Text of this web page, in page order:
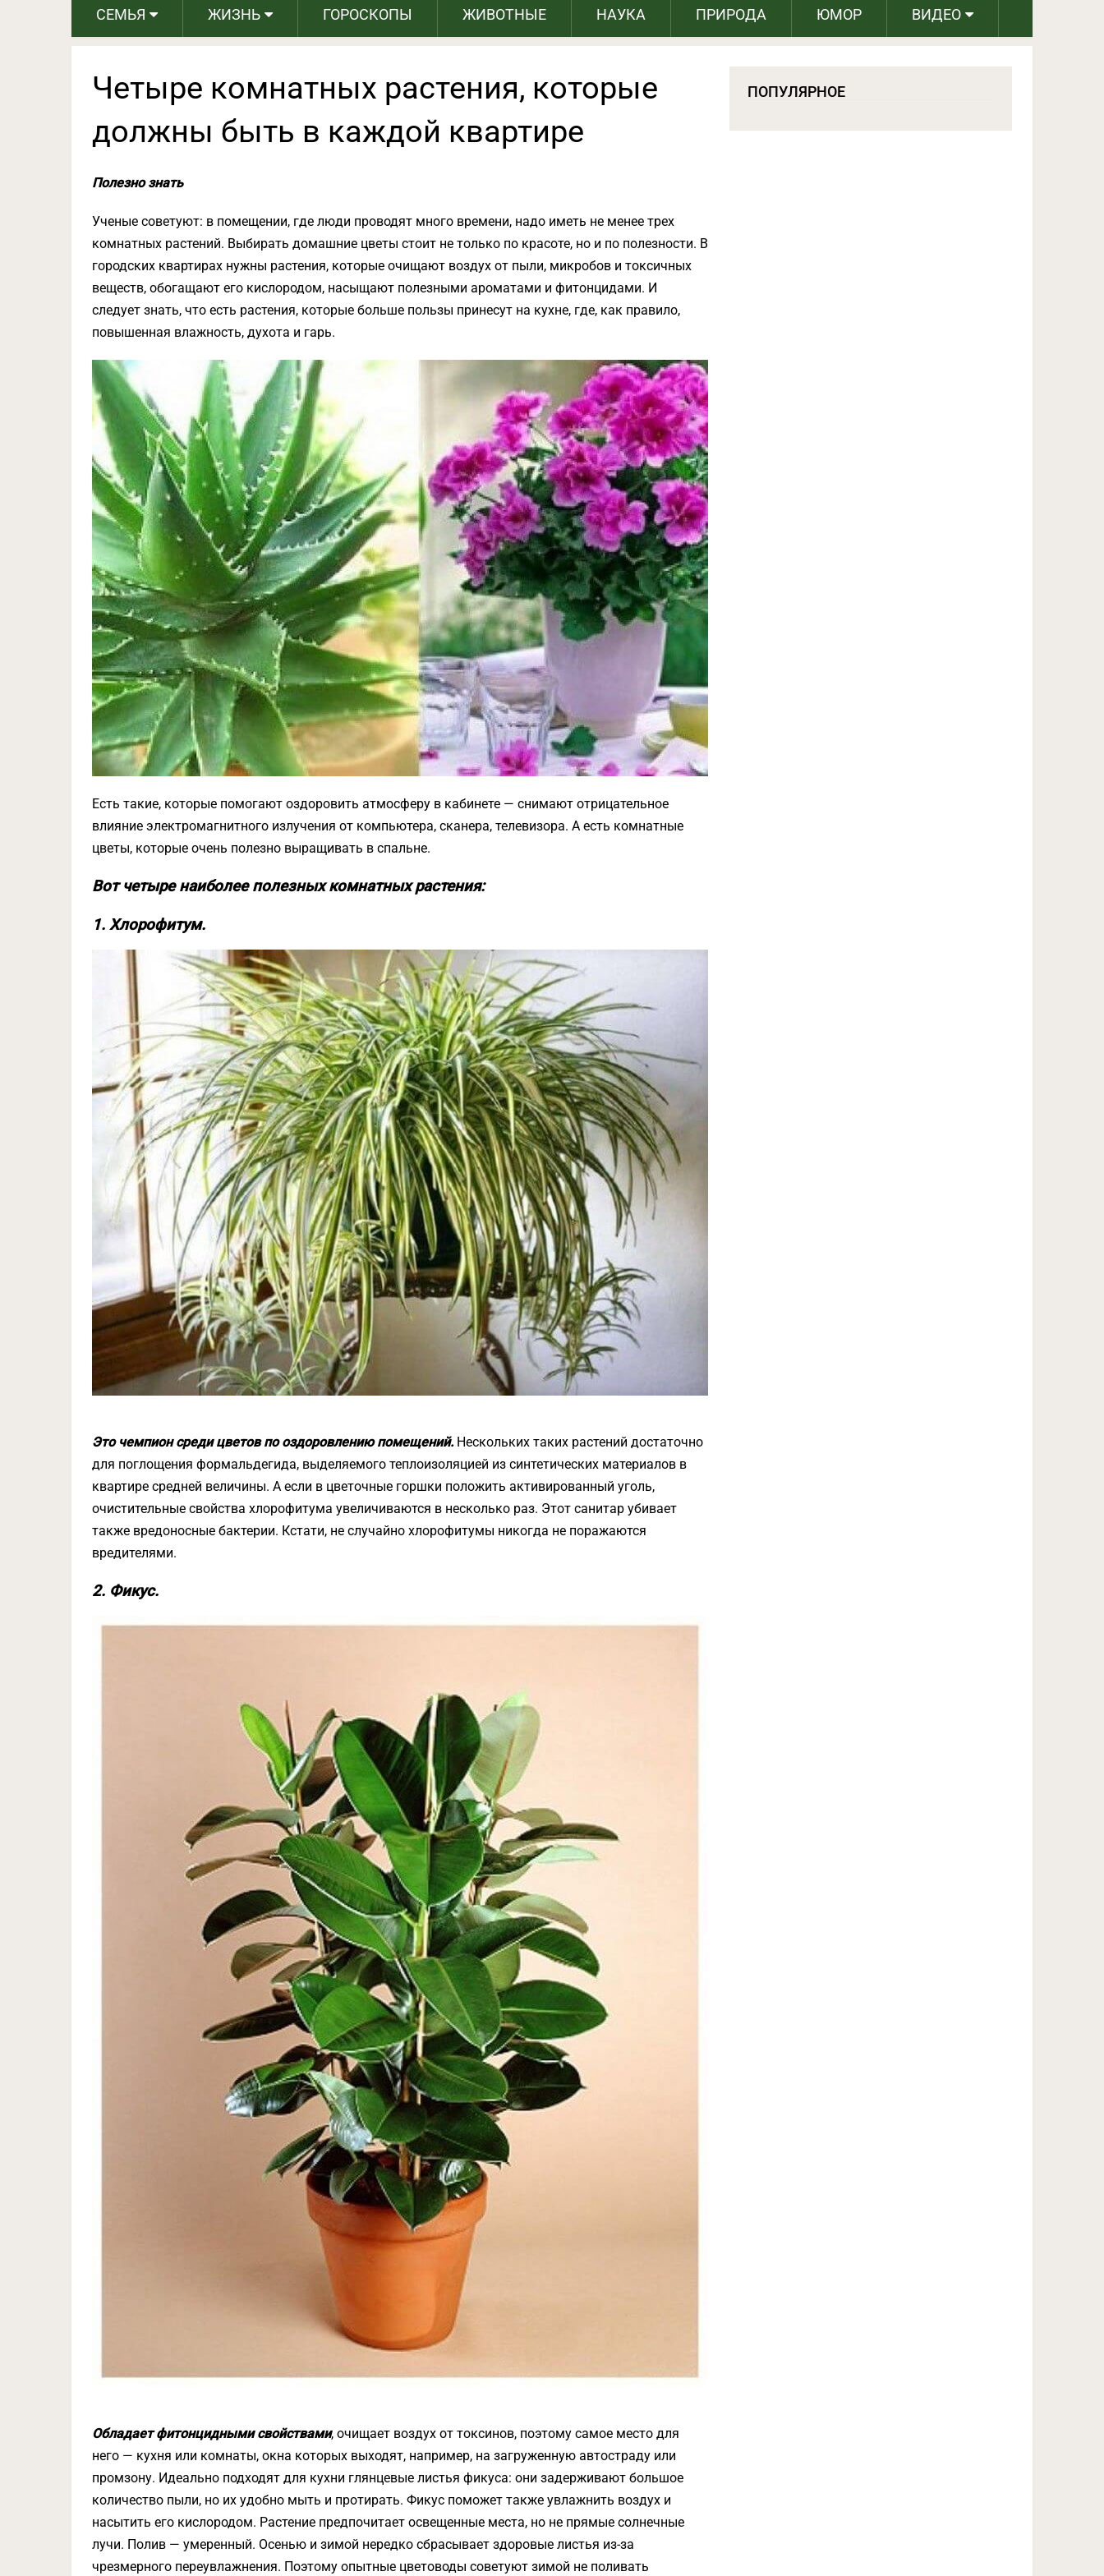
СЕМЬЯ ЖИЗНЬ ГОРОСКОПЫ ЖИВОТНЫЕ НАУКА ПРИРОДА ЮМОР ВИДЕО
Четыре комнатных растения, которые
должны быть в каждой квартире
Полезно знать
Ученые советуют: в помещении, где люди проводят много времени, надо иметь не менее трех
комнатных растений. Выбирать домашние цветы стоит не только по красоте, но и по полезности. В
городских квартирах нужны растения, которые очищают воздух от пыли, микробов и токсичных
веществ, обогащают его кислородом, насыщают полезными ароматами и фитонцидами. И
следует знать, что есть растения, которые больше пользы принесут на кухне, где, как правило,
повышенная влажность, духота и гарь.
Есть такие, которые помогают оздоровить атмосферу в кабинете — снимают отрицательное
влияние электромагнитного излучения от компьютера, сканера, телевизора. А есть комнатные
цветы, которые очень полезно выращивать в спальне.
Вот четыре наиболее полезных комнатных растения:
1. Хлорофитум.
Это чемпион среди цветов по оздоровлению помещений.Нескольких таких растений достаточно
для поглощения формальдегида, выделяемого теплоизоляцией из синтетических материалов в
квартире средней величины. А если в цветочные горшки положить активированный уголь,
очистительные свойства хлорофитума увеличиваются в несколько раз. Этот санитар убивает
также вредоносные бактерии. Кстати, не случайно хлорофитумы никогда не поражаются
вредителями.
2. Фикус.
Обладает фитонцидными свойствами, очищает воздух от токсинов, поэтому самое место для
него — кухня или комнаты, окна которых выходят, например, на загруженную автостраду или
промзону. Идеально подходят для кухни глянцевые листья фикуса: они задерживают большое
количество пыли, но их удобно мыть и протирать. Фикус поможет также увлажнить воздух и
насытить его кислородом. Растение предпочитает освещенные места, но не прямые солнечные
лучи. Полив — умеренный. Осенью и зимой нередко сбрасывает здоровые листья из-за
чрезмерного переувлажнения. Поэтому опытные цветоводы советуют зимой не поливать
ПОПУЛЯРНОЕ